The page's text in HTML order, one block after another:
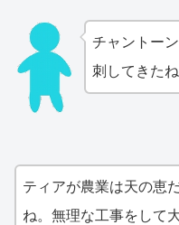
チャントー
刺してきたね
ティアが農業は天の恵
ね。無理な工事をして